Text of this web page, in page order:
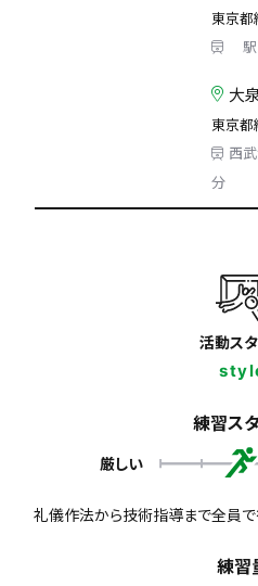
東京
駅
大
東京
西
分
活動ス
練習ス
厳しい
礼儀作法から技術指導まで全員で
練習